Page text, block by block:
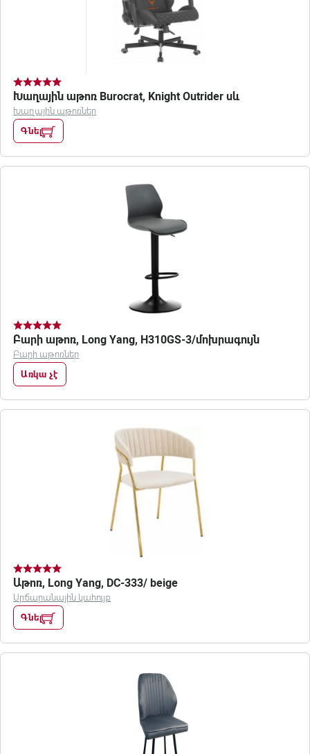
Խաղային աթոռ Burocrat, Knight Outrider սև
Խաղային աթոռներ
Գնել
Բարի աթոռ, Long Yang, H310GS-3/մոխրագույն
Բարի աթոռներ
Առկա չէ
Աթոռ, Long Yang, DC-333/ beige
Սրճարանային կահույք
Գնել